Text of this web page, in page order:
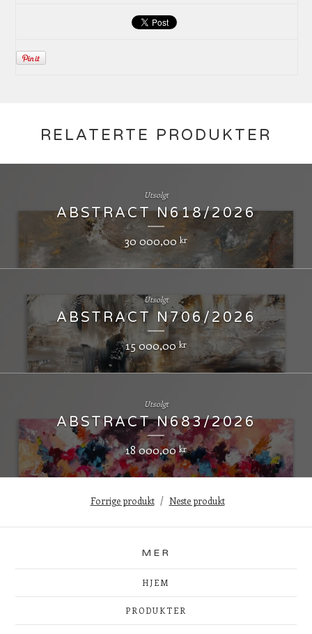
RELATERTE PRODUKTER
ABSTRACT N618/2026
30 000,00 kr
Utsolgt
ABSTRACT N706/2026
15 000,00kr
Utsolgt
ABSTRACT N683/2026
18 000,00kr
Utsolgt
Forrige produkt Neste produkt
MER
HJEM
PRODUKTER